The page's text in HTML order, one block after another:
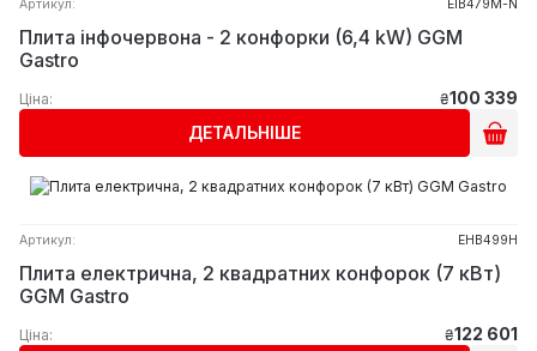
Артикул: EIB479M-N
Плита інфочервона - 2 конфорки (6,4 kW) GGM
Gastro
Ціна: ₴100 339
ДЕТАЛЬНІШЕ
Артикул: EHB499H
Плита електрична, 2 квадратних конфорок (7 кВт)
GGM Gastro
Ціна: ₴122 601